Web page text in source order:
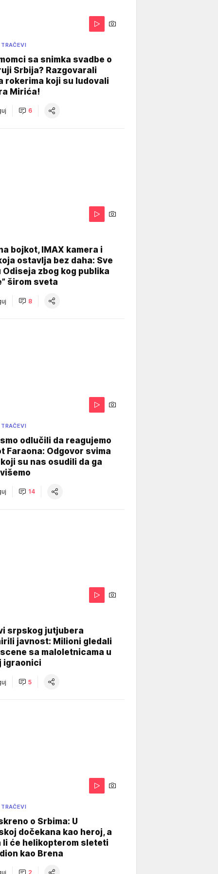
sa snimka svadbe o
Srbija? Razgovarali
rokerima koji su ludovali
Mirića!
6
bojkot, IMAX kamera i
ostavlja bez daha: Sve
Odiseja zbog kog publika
širom sveta
8
odlučili da reagujemo
Faraona: Odgovor svima
su nas osudili da ga
14
srpskog jutjubera
javnost: Milioni gledali
sa maloletnicama u
igraonici
5
o Srbima: U
dočekana kao heroj, a
li će helikopterom sleteti
kao Brena
2